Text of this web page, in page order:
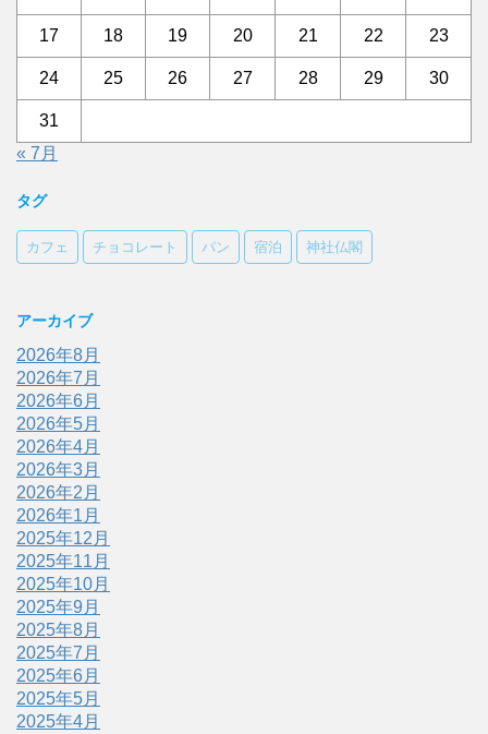
17 18 19 20 21 22 23
24 25 26 27 28 29 30
31
« 7月
タグ
カフェ チョコレート パン 宿泊 神社仏閣
アーカイブ
2026年8月
2026年7月
2026年6月
2026年5月
2026年4月
2026年3月
2026年2月
2026年1月
2025年12月
2025年11月
2025年10月
2025年9月
2025年8月
2025年7月
2025年6月
2025年5月
2025年4月